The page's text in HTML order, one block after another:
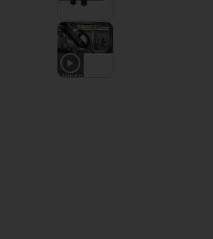
1 VIDEO